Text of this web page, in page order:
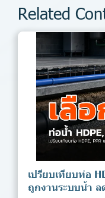
Related
เปรียบเทียบท่อ
ถูกงานระบบน้ำ